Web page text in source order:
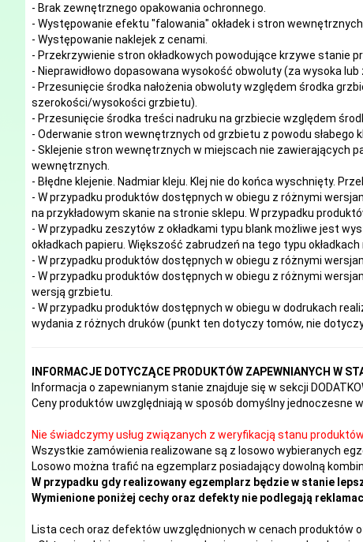
- Brak zewnętrznego opakowania ochronnego.
- Występowanie efektu "falowania" okładek i stron wewnętrznych.
- Występowanie naklejek z cenami.
- Przekrzywienie stron okładkowych powodujące krzywe stanie
- Nieprawidłowo dopasowana wysokość obwoluty (za wysoka
- Przesunięcie środka nałożenia obwoluty względem środka
szerokości/wysokości grzbietu).
- Przesunięcie środka treści nadruku na grzbiecie względem
- Oderwanie stron wewnętrznych od grzbietu z powodu słabego
- Sklejenie stron wewnętrznych w miejscach nie zawierających
wewnętrznych.
- Błędne klejenie. Nadmiar kleju. Klej nie do końca wyschnięty.
- W przypadku produktów dostępnych w obiegu z różnymi
na przykładowym skanie na stronie sklepu. W przypadku
- W przypadku zeszytów z okładkami typu blank możliwe jest
okładkach papieru. Większość zabrudzeń na tego typu
- W przypadku produktów dostępnych w obiegu z różnymi
- W przypadku produktów dostępnych w obiegu z różnymi
wersją grzbietu.
- W przypadku produktów dostępnych w obiegu w dodrukach
wydania z różnych druków (punkt ten dotyczy tomów, nie
INFORMACJE DOTYCZĄCE PRODUKTÓW ZAPEWNIANYCH W
Informacja o zapewnianym stanie znajduje się w sekcji
Ceny produktów uwzględniają w sposób domyślny
Nie świadczymy usług związanych z weryfikacją stanu
Wszystkie zamówienia realizowane są z losowo wybieranych
Losowo można trafić na egzemplarz posiadający dowolną
W przypadku gdy realizowany egzemplarz będzie w stanie
Wymienione poniżej cechy oraz defekty nie podlegają
Lista cech oraz defektów uwzględnionych w cenach produktów